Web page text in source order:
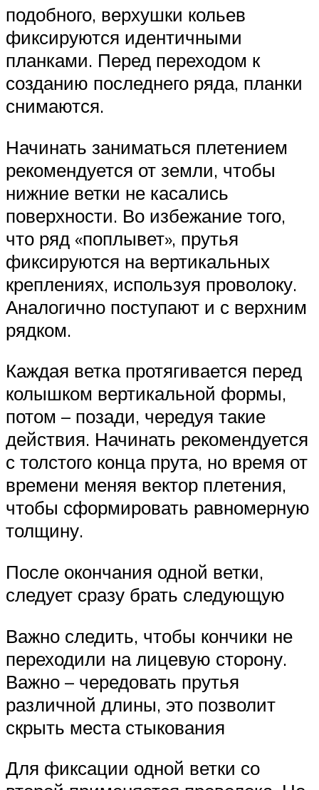
подобного, верхушки кольев
фиксируются идентичными
планками. Перед переходом к
созданию последнего ряда, планки
снимаются.
Начинать заниматься плетением
рекомендуется от земли, чтобы
нижние ветки не касались
поверхности. Во избежание того,
что ряд «поплывет», прутья
фиксируются на вертикальных
креплениях, используя проволоку.
Аналогично поступают и с верхним
рядком.
Каждая ветка протягивается перед
колышком вертикальной формы,
потом – позади, чередуя такие
действия. Начинать рекомендуется
с толстого конца прута, но время от
времени меняя вектор плетения,
чтобы сформировать равномерную
толщину.
После окончания одной ветки,
следует сразу брать следующую
Важно следить, чтобы кончики не
переходили на лицевую сторону.
Важно – чередовать прутья
различной длины, это позволит
скрыть места стыкования
Для фиксации одной ветки со